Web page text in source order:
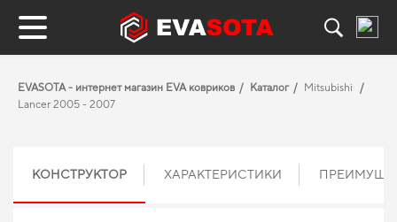
EVASOTA - интернет магазин EVA ковриков Каталог
Mitsubishi
Lancer 2005 - 2007
КОНСТРУКТОР ХАРАКТЕРИСТИКИ